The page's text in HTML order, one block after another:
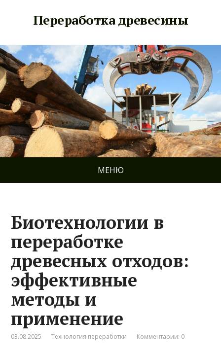
Переработка древесины
МЕНЮ
Биотехнологии в
переработке
древесных отходов:
эффективные
методы и
применение
03.08.2025 Технология переработки Комментарии: 0